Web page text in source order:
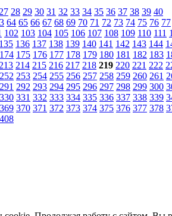
27 28 29 30 31 32 33 34 35 36 37 38 39 40
64 65 66 67 68 69 70 71 72 73 74 75 76 77
102 103 104 105 106 107 108 109 110 111
135 136 137 138 139 140 141 142 143 144
174 175 176 177 178 179 180 181 182 183
213 214 215 216 217 218 219 220 221 222
252 253 254 255 256 257 258 259 260 261
291 292 293 294 295 296 297 298 299 300
330 331 332 333 334 335 336 337 338 339
369 370 371 372 373 374 375 376 377 378
408